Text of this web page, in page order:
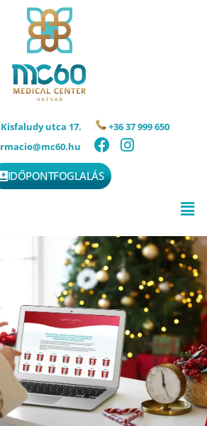
utca 17.
+36 37 999 650
IDŐPONTFOGLALÁS